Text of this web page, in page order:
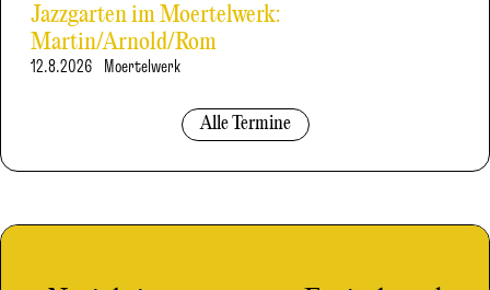
Jazzgarten im Moertelwerk:
Martin/Arnold/Rom
12.8.2026 Moertelwerk
Alle Termine